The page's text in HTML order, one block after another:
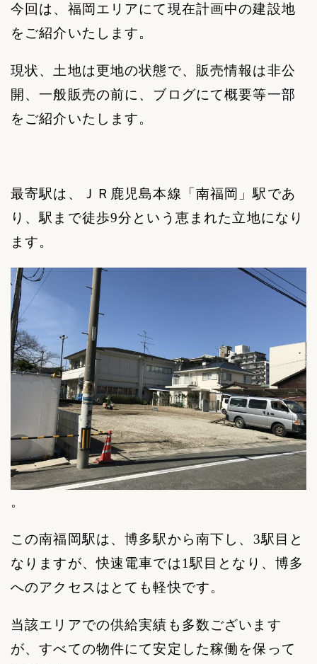
今回は、福岡エリアにて現在計画中の建設地
をご紹介いたします。
現状、土地は更地の状態で、販売情報は非公
開、一般販売の前に、ブログにて概要等一部
をご紹介いたします。
最寄駅は、ＪＲ鹿児島本線「南福岡」駅であ
り、駅まで徒歩9分という恵まれた立地になり
ます。
。
この南福岡駅は、博多駅から南下し、 3駅目と
なりますが、快速電車では1 駅目となり、博多
へのアクセスはとても軽快です。
当該エリアでの供給実績も多数ございます
が、すべての物件にて安定した稼働を保って